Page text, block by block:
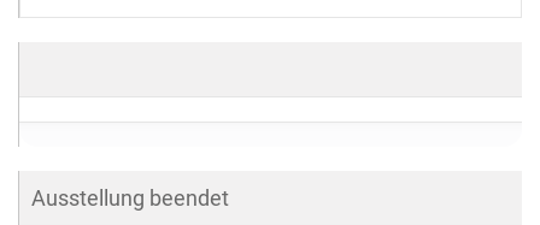
Ausstellung beendet